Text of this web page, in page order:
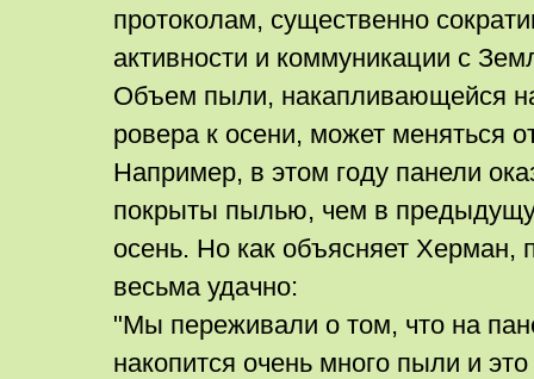
протоколам, существенно
активности и коммуникации с
Объем пыли, накапливающейся
ровера к осени, может меняться
Например, в этом году панели
покрыты пылью, чем в
осень. Но как объясняет Херман,
весьма удачно:
"Мы переживали о том, что на
накопится очень много пыли и